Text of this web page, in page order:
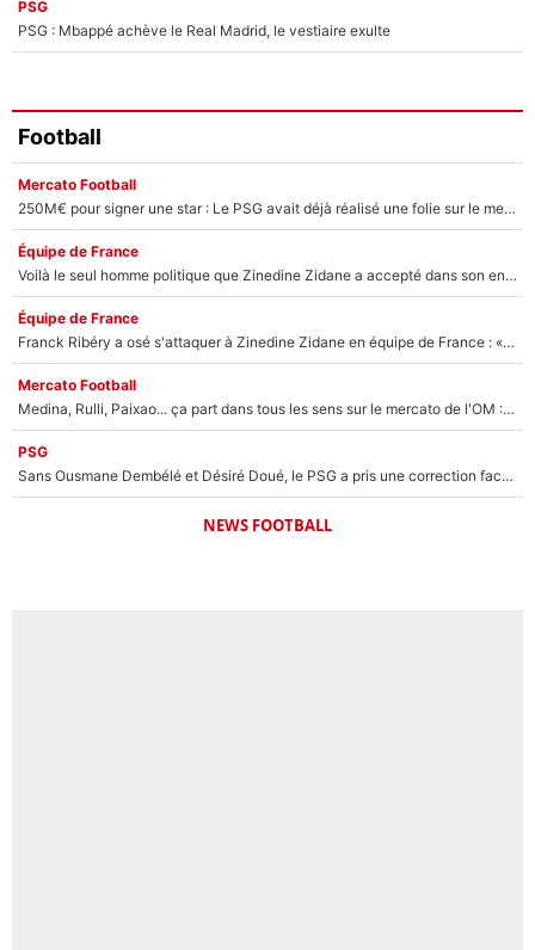
PSG
PSG : Mbappé achève le Real Madrid, le vestiaire exulte
Football
Mercato Football
250M€ pour signer une star : Le PSG avait déjà réalisé une folie sur le mercato bien avant Neymar !
Équipe de France
Voilà le seul homme politique que Zinedine Zidane a accepté dans son entourage : «Je garde un très bon souvenir de lui»
Équipe de France
Franck Ribéry a osé s'attaquer à Zinedine Zidane en équipe de France : «Je n'aurais jamais fait ça»
Mercato Football
Medina, Rulli, Paixao... ça part dans tous les sens sur le mercato de l'OM : Frank McCourt va enfin récupérer l'argent qu'il attend ?
PSG
Sans Ousmane Dembélé et Désiré Doué, le PSG a pris une correction face à Majorque : Luis Enrique attend avec impatience des renforts !
NEWS FOOTBALL